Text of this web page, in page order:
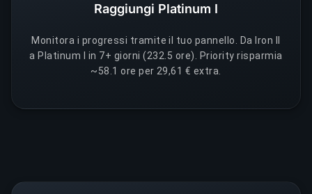
Raggiungi Platinum I
Monitora i progressi tramite il tuo pannello. Da Iron II
a Platinum I in 7+ giorni (232.5 ore). Priority risparmia
~58.1 ore per 29,61 € extra.